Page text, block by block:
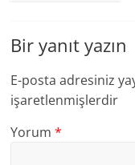
Bir yanıt yazın
E-posta adresiniz
işaretlenmişlerdir
Yorum*